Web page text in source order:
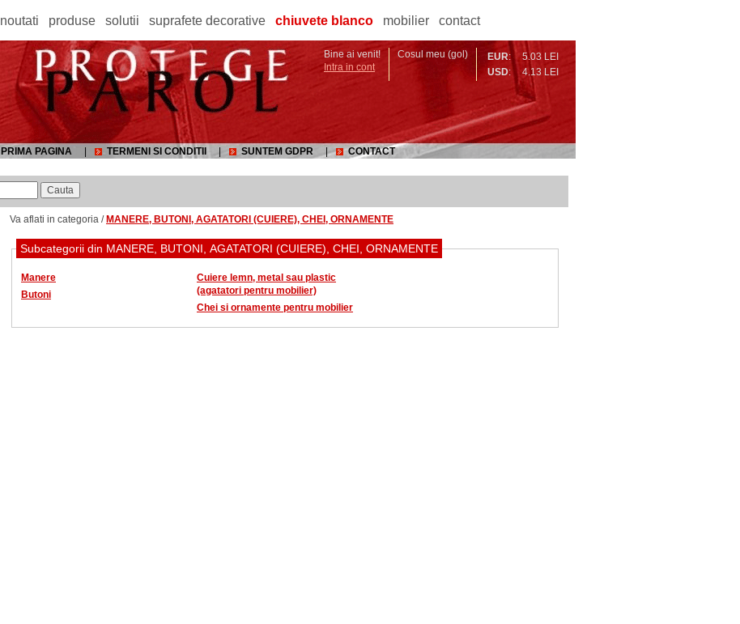
noutati produse solutii suprafete decorative chiuvete blanco mobilier contact
Bine ai venit!
Intra in cont
Cosul meu (gol) EUR:
5.03 LEI
USD: 4.13 LEI
PRIMA PAGINA TERMENI SI CONDITII SUNTEM GDPR CONTACT
Va aflati in categoria / MANERE, BUTONI, AGATATORI (CUIERE), CHEI, ORNAMENTE
Subcategorii din MANERE, BUTONI, AGATATORI (CUIERE), CHEI, ORNAMENTE
Manere
Butoni
Cuiere lemn, metal sau plastic
(agatatori pentru mobilier)
Chei si ornamente pentru mobilier